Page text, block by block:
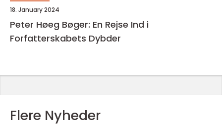
18. January 2024
Peter Høeg Bøger: En Rejse Ind i
Forfatterskabets Dybder
Flere Nyheder